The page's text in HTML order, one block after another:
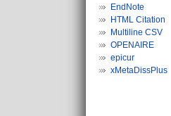
EndNote
HTML Citation
Multiline CSV
OPENAIRE
epicur
xMetaDissPlus